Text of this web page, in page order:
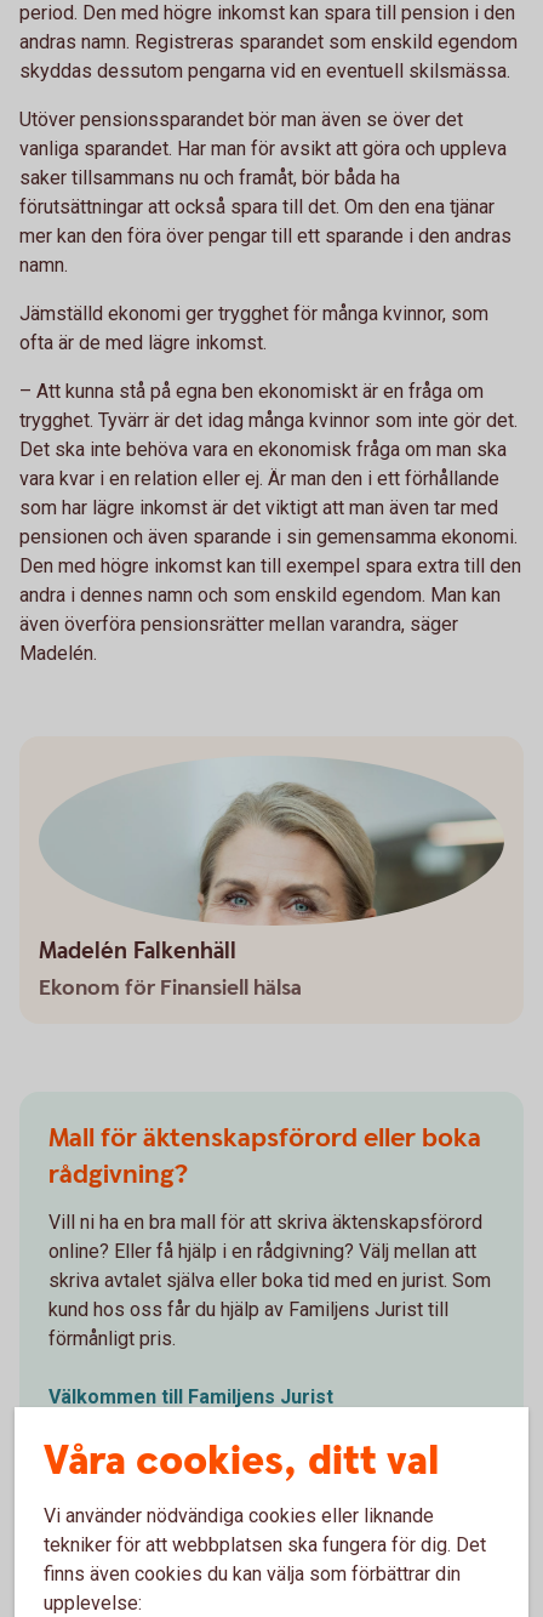
period. Den med högre inkomst kan spara till pension i den
andras namn. Registreras sparandet som enskild egendom
skyddas dessutom pengarna vid en eventuell skilsmässa.
Utöver pensionssparandet bör man även se över det
vanliga sparandet. Har man för avsikt att göra och uppleva
saker tillsammans nu och framåt, bör båda ha
förutsättningar att också spara till det. Om den ena tjänar
mer kan den föra över pengar till ett sparande i den andras
namn.
Jämställd ekonomi ger trygghet för många kvinnor, som
ofta är de med lägre inkomst.
– Att kunna stå på egna ben ekonomiskt är en fråga om
trygghet. Tyvärr är det idag många kvinnor som inte gör det.
Det ska inte behöva vara en ekonomisk fråga om man ska
vara kvar i en relation eller ej. Är man den i ett förhållande
som har lägre inkomst är det viktigt att man även tar med
pensionen och även sparande i sin gemensamma ekonomi.
Den med högre inkomst kan till exempel spara extra till den
andra i dennes namn och som enskild egendom. Man kan
även överföra pensionsrätter mellan varandra, säger
Madelén.
Madelén Falkenhäll
Ekonom för Finansiell hälsa
Mall för äktenskapsförord eller boka
rådgivning?
Vill ni ha en bra mall för att skriva äktenskapsförord
online? Eller få hjälp i en rådgivning? Välj mellan att
skriva avtalet själva eller boka tid med en jurist. Som
kund hos oss får du hjälp av Familjens Jurist till
förmånligt pris.
Välkommen till Familjens Jurist
Tips om hur man får till ett
Våra cookies, ditt val
Vi använder nödvändiga cookies eller liknande
tekniker för att webbplatsen ska fungera för dig. Det
finns även cookies du kan välja som förbättrar din
upplevelse: